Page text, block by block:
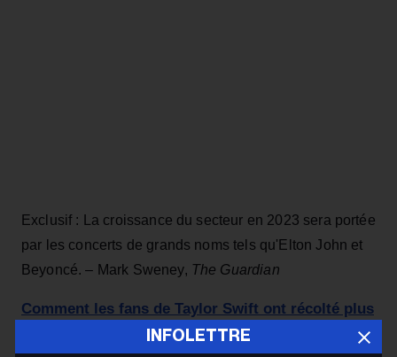
Exclusif : La croissance du secteur en 2023 sera portée
par les concerts de grands noms tels qu'Elton John et
Beyoncé. – Mark Sweney, The Guardian
Comment les fans de Taylor Swift ont récolté plus
de 100 000 dollars pour Kamala Harris lors d'un
INFOLETTRE